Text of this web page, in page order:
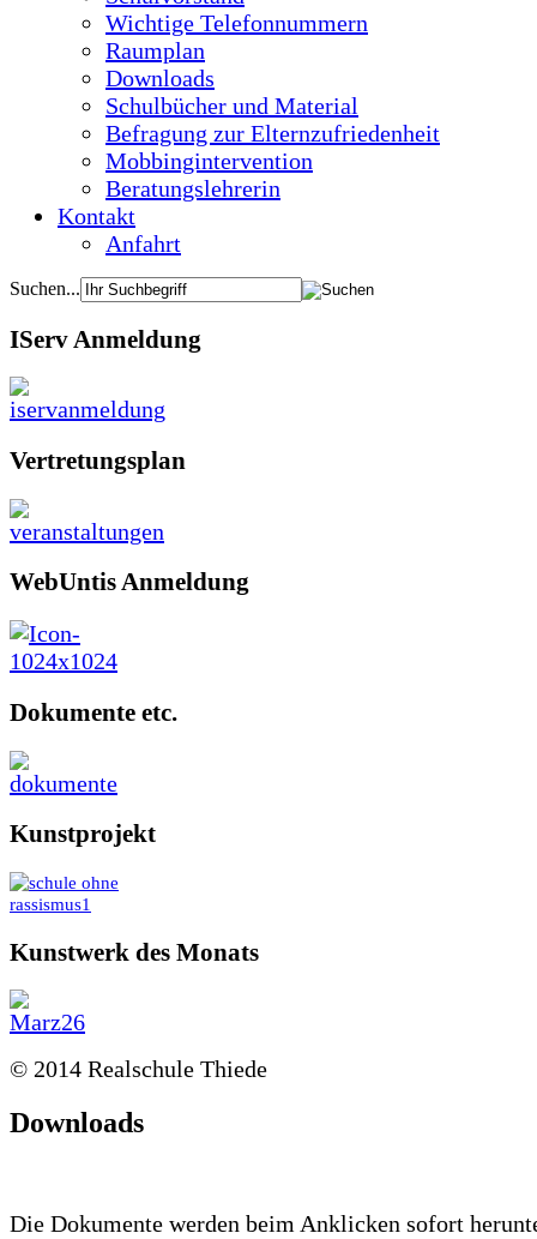
Wichtige Telefonnummern
Raumplan
Downloads
Schulbücher und Material
Befragung zur Elternzufriedenheit
Mobbingintervention
Beratungslehrerin
Kontakt
Anfahrt
Suchen...
IServ Anmeldung
Vertretungsplan
WebUntis Anmeldung
Dokumente etc.
Kunstprojekt
Kunstwerk des Monats
© 2014 Realschule Thiede
Downloads
Die Dokumente werden beim Anklicken sofort